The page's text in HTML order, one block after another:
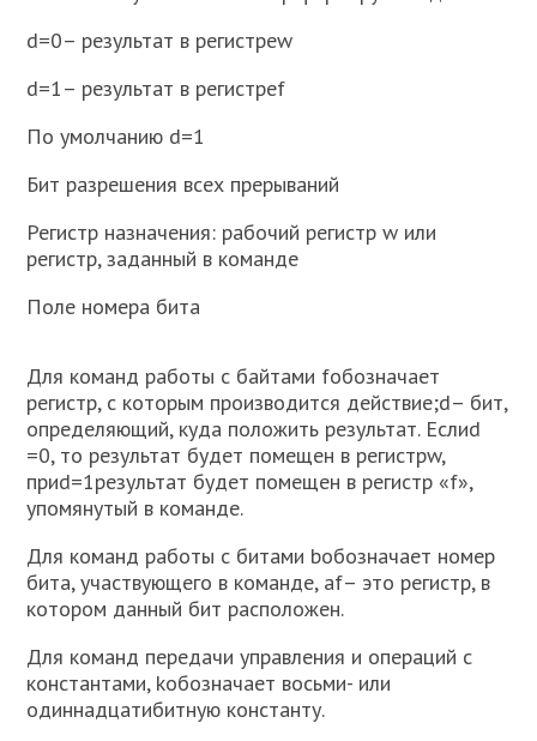
d=0– результат в регистреw
d=1– результат в регистреf
По умолчанию d=1
Бит разрешения всех прерываний
Регистр назначения: рабочий регистр w или
регистр, заданный в команде
Поле номера бита
Для команд работы с байтами fобозначает
регистр, с которым производится действие;d– бит,
определяющий, куда положить результат. Еслиd
=0, то результат будет помещен в регистрw,
приd=1результат будет помещен в регистр «f»,
упомянутый в команде.
Для команд работы с битами bобозначает номер
бита, участвующего в команде, аf– это регистр, в
котором данный бит расположен.
Для команд передачи управления и операций с
константами, kобозначает восьми- или
одиннадцатибитную константу.